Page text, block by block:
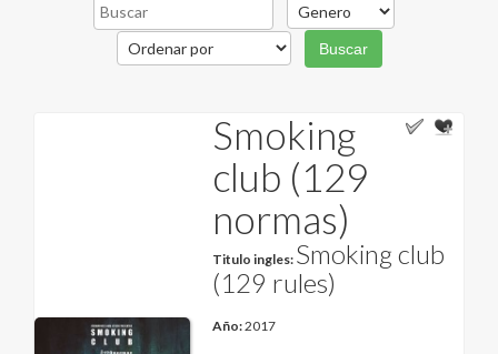
Smoking
club (129
normas)
Titulo ingles: Smoking club
(129 rules)
Año:2017